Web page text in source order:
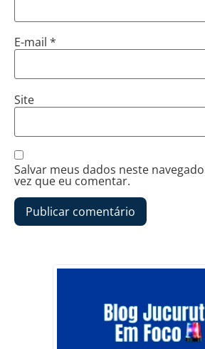
E-mail *
Site
Salvar meus dados neste
vez que eu comentar.